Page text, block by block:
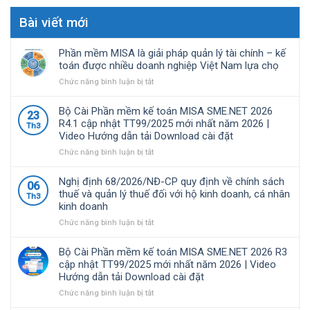
Bài viết mới
Phần mềm MISA là giải pháp quản lý tài chính – kế
toán được nhiều doanh nghiệp Việt Nam lựa chọ
Chức năng bình luận bị tắtở
mềm
MISA
là
giải
pháp
tài
chính
kế
được
nhiều
doanh
nghiệp
Việt
23
Th3
Bộ Cài Phần mềm kế toán MISA SME.NET 2026
R4.1 cập nhật TT99/2025 mới nhất năm 2026 |
Video Hướng dẫn tải Download cài đặt
Chức năng bình luận bị tắtở
Phần
mềm
toán
SME.NET
2026
R4.1
cập
nhật
06
Th3
Nghị định 68/2026/NĐ-CP quy định về chính sách
thuế và quản lý thuế đối với hộ kinh doanh, cá nhân
kinh doanh
Chức năng bình luận bị tắtở
định
68/2026/NĐ-
CP
quy
định
Bộ Cài Phần mềm kế toán MISA SME.NET 2026 R3
cập nhật TT99/2025 mới nhất năm 2026 | Video
Hướng dẫn tải Download cài đặt
Chức năng bình luận bị tắtở